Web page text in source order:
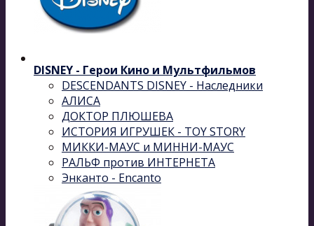
DISNEY - Герои Кино и Мультфильмов
DESCENDANTS DISNEY - Наследники
АЛИСА
ДОКТОР ПЛЮШЕВА
ИСТОРИЯ ИГРУШЕК - TOY STORY
МИККИ-МАУС и МИННИ-МАУС
РАЛЬФ против ИНТЕРНЕТА
Энканто - Encanto